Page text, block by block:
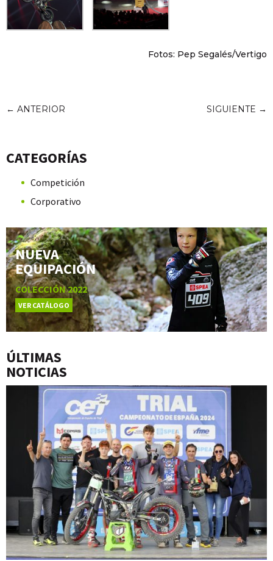
Fotos: Pep Segalés/Vertigo
← ANTERIOR SIGUIENTE →
CATEGORÍAS
Competición
Corporativo
NUEVA
EQUIPACIÓN
COLECCIÓN 2022
VER CATÁLOGO
ÚLTIMAS
NOTICIAS